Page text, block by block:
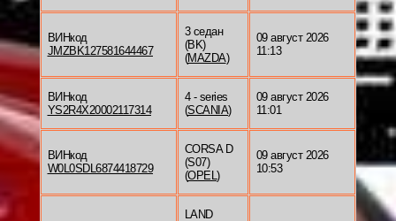
ВИНкод
JMZBK127581644467
3 седан
(BK)
(MAZDA)
09 август 2026
11:13
ВИНкод
YS2R4X20002117314
4 - series
(SCANIA)
09 август 2026
11:01
ВИНкод
W0L0SDL6874418729
CORSA D
(S07)
(OPEL)
09 август 2026
10:53
LAND